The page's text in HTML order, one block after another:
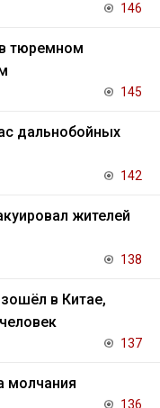
146
тюремном
145
дальнобойных
142
жителей
138
в Китае,
137
молчания
136